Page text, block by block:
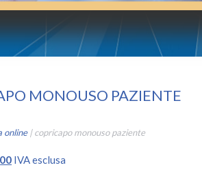
MONOUSO PAZIENTE
online|copricapo monouso paziente
IlIVA esclusa